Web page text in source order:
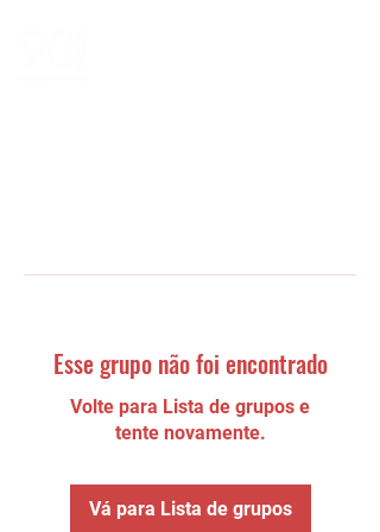
Esse grupo não foi encontrado
Volte para Lista de grupos e
tente novamente.
Vá para Lista de grupos